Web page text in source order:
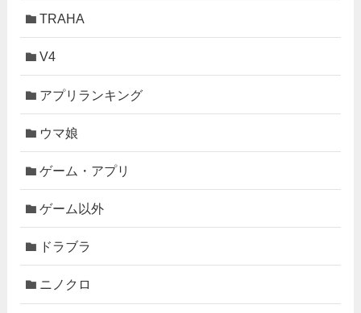
TRAHA
V4
アプリランキング
ウマ娘
ゲーム・アプリ
ゲーム以外
ドラブラ
ニノクロ